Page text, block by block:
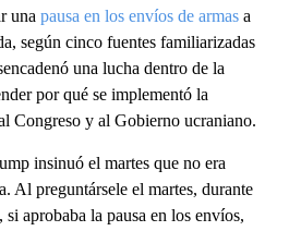
una pausa en los envíos de armas a
según cinco fuentes familiarizadas
una lucha dentro de la
por qué se implementó la
Congreso y al Gobierno ucraniano.
insinuó el martes que no era
Al preguntársele el martes, durante
aprobaba la pausa en los envíos,